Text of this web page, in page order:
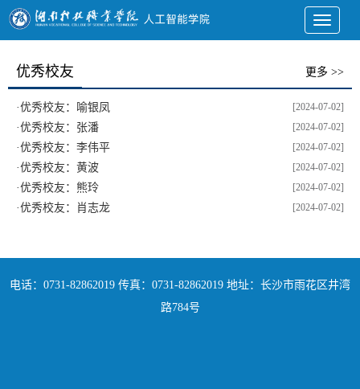
Toggle
优秀校友 更多 >>
[2024-07-02]
·优秀校友：喻银凤
[2024-07-02]
·优秀校友：张潘
[2024-07-02]
·优秀校友：李伟平
[2024-07-02]
·优秀校友：黄波
[2024-07-02]
·优秀校友：熊玲
[2024-07-02]
·优秀校友：肖志龙
电话：0731-82862019 传真：0731-82862019 地址：长沙市雨花区井湾
路784号